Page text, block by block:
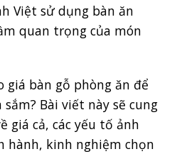
Việt sử dụng bàn ăn
quan trọng của món
giá bàn gỗ phòng ăn để
Bài viết này sẽ cung
giá cả, các yếu tố ảnh
hành, kinh nghiệm chọn